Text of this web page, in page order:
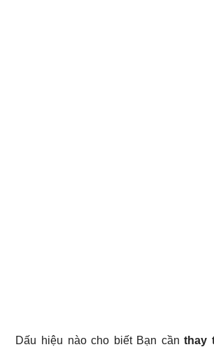
Dấu hiệu nào cho biết Bạn cầnthay